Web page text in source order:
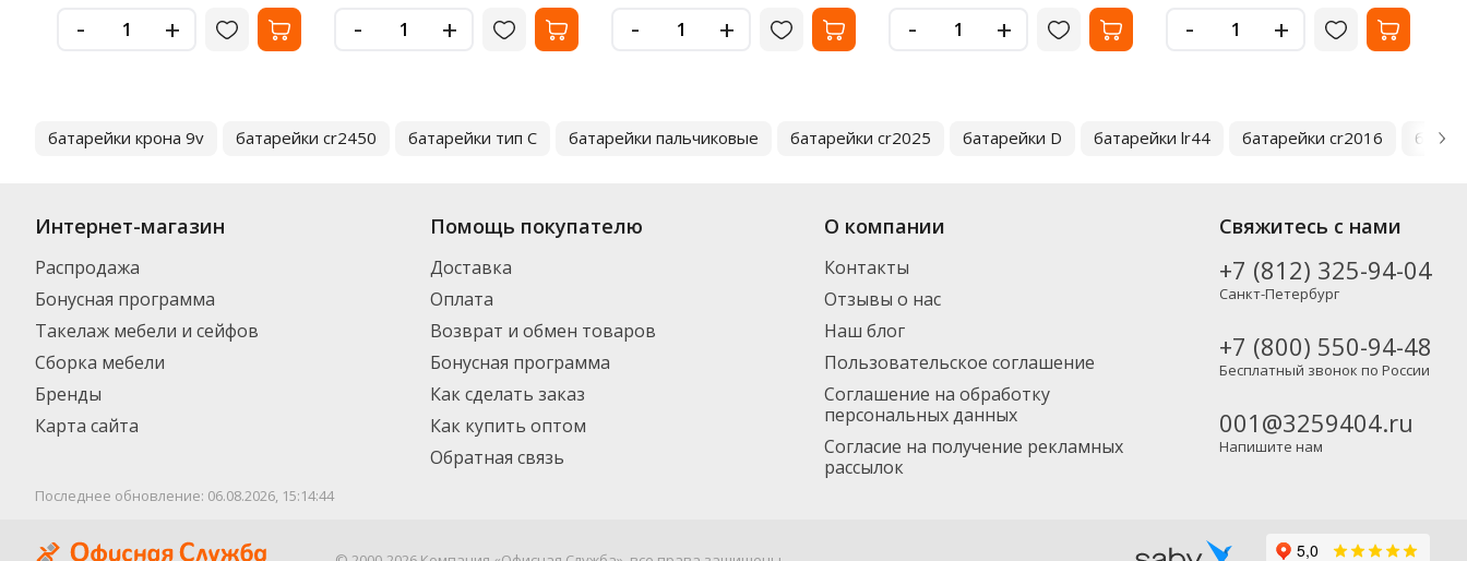
- + - + - + - + - +
батарейки крона 9v батарейки cr2450 батарейки тип C батарейки пальчиковые батарейки cr2025 батарейки D батарейки lr44 батарейки cr2016
Интернет-магазин
Распродажа
Бонусная программа
Такелаж мебели и сейфов
Сборка мебели
Бренды
Карта сайта
Помощь покупателю
Доставка
Оплата
Возврат и обмен товаров
Бонусная программа
Как сделать заказ
Как купить оптом
Обратная связь
О компании
Контакты
Отзывы о нас
Наш блог
Пользовательское соглашение
Соглашение на обработку
персональных данных
Согласие на получение рекламных
рассылок
Свяжитесь с нами
+7 (812) 325-94-04
Санкт-Петербург
+7 (800) 550-94-48
Бесплатный звонок по России
001@3259404.ru
Напишите нам
Последнее обновление: 06.08.2026, 15:14:44